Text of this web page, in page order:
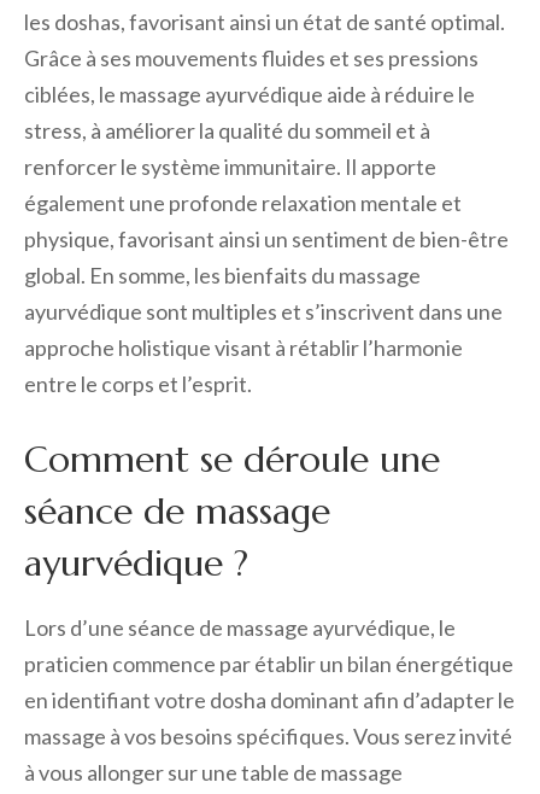
les doshas, favorisant ainsi un état de santé optimal.
Grâce à ses mouvements fluides et ses pressions
ciblées, le massage ayurvédique aide à réduire le
stress, à améliorer la qualité du sommeil et à
renforcer le système immunitaire. Il apporte
également une profonde relaxation mentale et
physique, favorisant ainsi un sentiment de bien-être
global. En somme, les bienfaits du massage
ayurvédique sont multiples et s’inscrivent dans une
approche holistique visant à rétablir l’harmonie
entre le corps et l’esprit.
Comment se déroule une
séance de massage
ayurvédique ?
Lors d’une séance de massage ayurvédique, le
praticien commence par établir un bilan énergétique
en identifiant votre dosha dominant afin d’adapter le
massage à vos besoins spécifiques. Vous serez invité
à vous allonger sur une table de massage